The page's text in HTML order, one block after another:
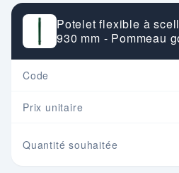
Potelet flexible à
930 mm - Pommeau
Code
Prix unitaire
Quantité souhaitée